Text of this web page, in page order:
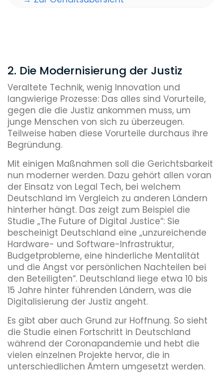
2. Die Modernisierung der Justiz
Veraltete Technik, wenig Innovation und
langwierige Prozesse: Das alles sind Vorurteile,
gegen die die Justiz ankommen muss, um
junge Menschen von sich zu überzeugen.
Teilweise haben diese Vorurteile durchaus ihre
Begründung.
Mit einigen Maßnahmen soll die Gerichtsbarkeit
nun moderner werden. Dazu gehört allen voran
der Einsatz von Legal Tech, bei welchem
Deutschland im Vergleich zu anderen Ländern
hinterher hängt. Das zeigt zum Beispiel die
Studie „The Future of Digital Justice“: Sie
bescheinigt Deutschland eine „unzureichende
Hardware- und Software-Infrastruktur,
Budgetprobleme, eine hinderliche Mentalität
und die Angst vor persönlichen Nachteilen bei
den Beteiligten“. Deutschland liege etwa 10 bis
15 Jahre hinter führenden Ländern, was die
Digitalisierung der Justiz angeht.
Es gibt aber auch Grund zur Hoffnung. So sieht
die Studie einen Fortschritt in Deutschland
während der Coronapandemie und hebt die
vielen einzelnen Projekte hervor, die in
unterschiedlichen Ämtern umgesetzt werden.